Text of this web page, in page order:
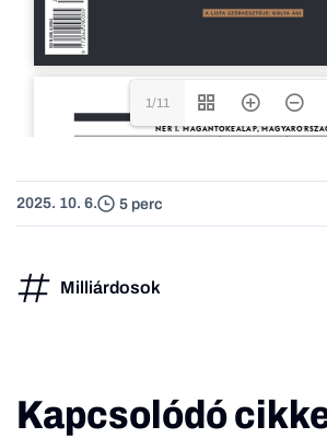
1/11
2025. 10. 6. 5 perc
Milliárdosok
Kapcsolódó